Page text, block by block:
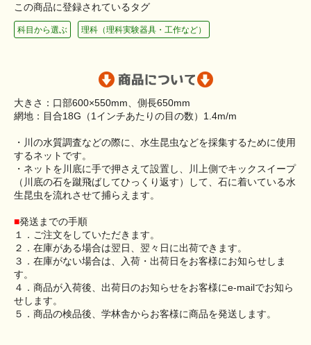
この商品に登録されているタグ
科目から選ぶ 理科（理科実験器具・工作など）
大きさ：口部600×550mm、側長650mm
網地：目合18G（1インチあたりの目の数）1.4m/m
・川の水質調査などの際に、水生昆虫などを採集するために使用
するネットです。
・ネットを川底に手で押さえて設置し、川上側でキックスイープ
（川底の石を蹴飛ばしてひっくり返す）して、石に着いている水
生昆虫を流れさせて捕らえます。
■発送までの手順
１．ご注文をしていただきます。
２．在庫がある場合は翌日、翌々日に出荷できます。
３．在庫がない場合は、入荷・出荷日をお客様にお知らせしま
す。
４．商品が入荷後、出荷日のお知らせをお客様にe-mailでお知ら
せします。
５．商品の検品後、学林舎からお客様に商品を発送します。